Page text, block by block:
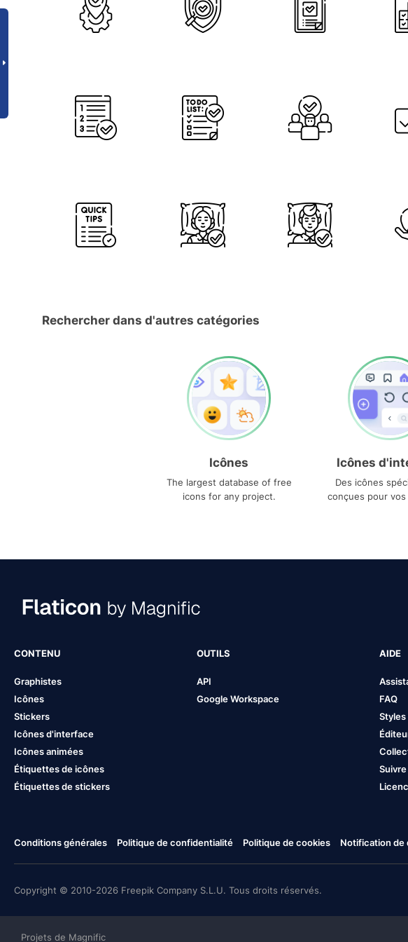
Rechercher dans d'autres catégories
Icônes
The largest database of free
icons for any project.
Icônes
Des icônes
conçues pour
CONTENU
Graphistes
Icônes
Stickers
Icônes d'interface
Icônes animées
Étiquettes de icônes
Étiquettes de stickers
OUTILS
API
Google Workspace
AIDE
FAQ
Suivre
Conditions générales Politique de confidentialité Politique de cookies Notification de
Copyright © 2010-2026 Freepik Company S.L.U. Tous droits réservés.
Projets de Magnific